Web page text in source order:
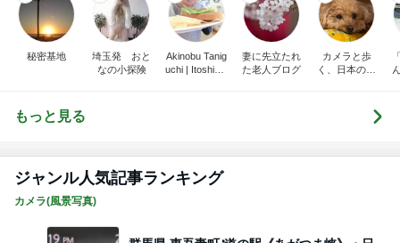
秘密基地
埼玉発 おと
なの小探険
Akinobu Tanig
uchi | Itoshima
妻に先立たれ
た老人ブログ
カメラと歩
く、日本の風
もっと見る
ジャンル人気記事ランキング
カメラ(風景写真)